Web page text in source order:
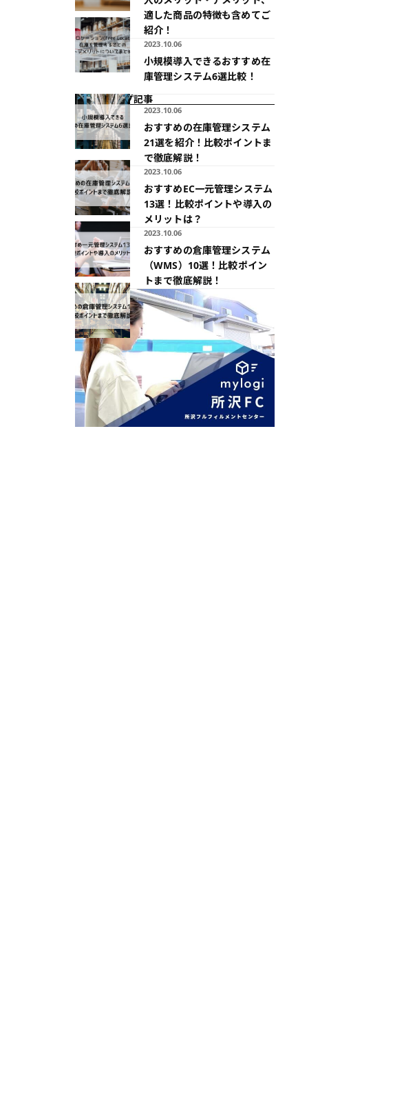
適した商品の特徴も含めてご
紹介！
2023.10.06
小規模導入できるおすすめ在
庫管理システム6選比較！
ピックアップ記事
2023.10.06
おすすめの在庫管理システム
21選を紹介！比較ポイントま
で徹底解説！
2023.10.06
おすすめEC一元管理システム
13選！比較ポイントや導入の
メリットは？
2023.10.06
おすすめの倉庫管理システム
（WMS）10選！比較ポイン
トまで徹底解説！